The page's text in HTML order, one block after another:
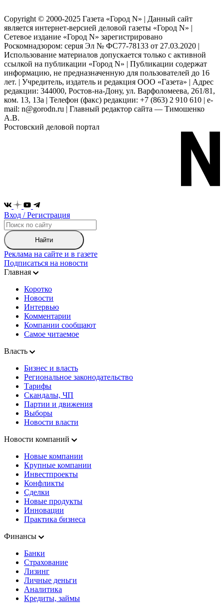
Copyright © 2000-2025 Газета «Город N» | Данный сайт
является интернет-версией деловой газеты «Город N» |
Сетевое издание «Город N» зарегистрировано
Роскомнадзором: серuя Эл № ФС77-78133 от 27.03.2020 |
Использование материалов допускается только с активной
ссылкой на публикации «Город N» | Публикации содержат
информацию, не предназначенную для пользователей до 16
лет. | Учредитель, издатель и редакция ООО «Газета» | Адрес
редакции: 344000, Ростов-на-Дону, ул. Варфоломеева, 261/81,
ком. 13, 13а | Телефон (факс) редакции: +7 (863) 2 910 610 | e-
mail: n@gorodn.ru | Главный редактор сайта — Тимошенко
А.В.
Ростовский деловой портал
Вход / Регистрация
Найти
Реклама на сайте и в газете
Подписаться на новости
Главная
Коротко
Новости
Интервью
Комментарии
Компании сообщают
Самое читаемое
Власть
Бизнес и власть
Региональное законодательство
Тарифы
Скандалы, ЧП
Партии и движения
Выборы
Новости власти
Новости компаний
Новые компании
Крупные компании
Инвестпроекты
Конфликты
Сделки
Новые продукты
Инновации
Практика бизнеса
Финансы
Банки
Страхование
Лизинг
Личные деньги
Аналитика
Кредиты, займы